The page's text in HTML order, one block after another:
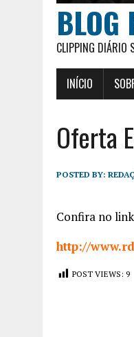
BLOG
CLIPPING DIÁRIO
INÍCIO
Oferta
POSTED BY:
Confira no
http://
POST VIEWS: 9